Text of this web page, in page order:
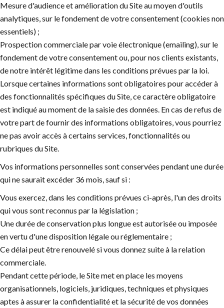
Mesure d'audience et amélioration du Site au moyen d'outils
analytiques, sur le fondement de votre consentement (cookies non
essentiels) ;
Prospection commerciale par voie électronique (emailing), sur le
fondement de votre consentement ou, pour nos clients existants,
de notre intérêt légitime dans les conditions prévues par la loi.
Lorsque certaines informations sont obligatoires pour accéder à
des fonctionnalités spécifiques du Site, ce caractère obligatoire
est indiqué au moment de la saisie des données. En cas de refus de
votre part de fournir des informations obligatoires, vous pourriez
ne pas avoir accès à certains services, fonctionnalités ou
rubriques du Site.
Vos informations personnelles sont conservées pendant une durée
qui ne saurait excéder 36 mois, sauf si :
Vous exercez, dans les conditions prévues ci-après, l'un des droits
qui vous sont reconnus par la législation ;
Une durée de conservation plus longue est autorisée ou imposée
en vertu d'une disposition légale ou réglementaire ;
Ce délai peut être renouvelé si vous donnez suite à la relation
commerciale.
Pendant cette période, le Site met en place les moyens
organisationnels, logiciels, juridiques, techniques et physiques
aptes à assurer la confidentialité et la sécurité de vos données